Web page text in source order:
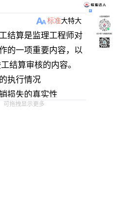
标准大特大
结算是监理工程师对
的一项重要内容，以
结算审核的内容。
执行情况
损失的真实性
资料是否准确完整
是否全面系统
是否超出预算
可拖拽显示更多
小程序刷题软件
关注“柴丁”获取备考资料